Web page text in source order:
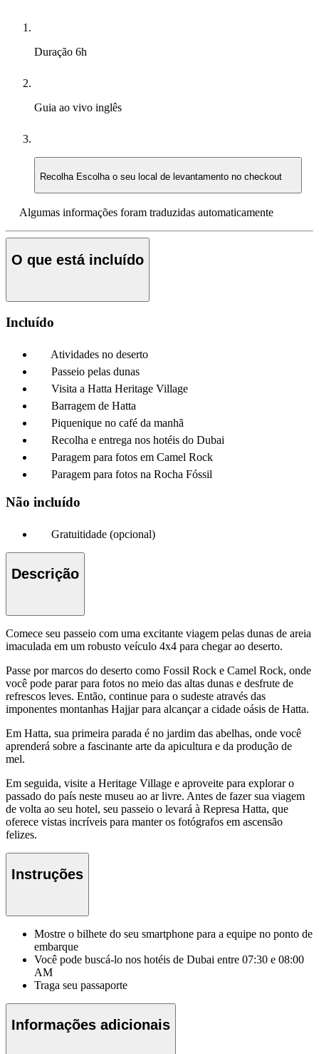
Duração 6h
Guia ao vivo inglês
Recolha Escolha o seu local de levantamento no checkout
Algumas informações foram traduzidas automaticamente
O que está incluído
Incluído
Atividades no deserto
Passeio pelas dunas
Visita a Hatta Heritage Village
Barragem de Hatta
Piquenique no café da manhã
Recolha e entrega nos hotéis do Dubai
Paragem para fotos em Camel Rock
Paragem para fotos na Rocha Fóssil
Não incluído
Gratuitidade (opcional)
Descrição
Comece seu passeio com uma excitante viagem pelas dunas de areia
imaculada em um robusto veículo 4x4 para chegar ao deserto.
Passe por marcos do deserto como Fossil Rock e Camel Rock, onde
você pode parar para fotos no meio das altas dunas e desfrute de
refrescos leves. Então, continue para o sudeste através das
imponentes montanhas Hajjar para alcançar a cidade oásis de Hatta.
Em Hatta, sua primeira parada é no jardim das abelhas, onde você
aprenderá sobre a fascinante arte da apicultura e da produção de
mel.
Em seguida, visite a Heritage Village e aproveite para explorar o
passado do país neste museu ao ar livre. Antes de fazer sua viagem
de volta ao seu hotel, seu passeio o levará à Represa Hatta, que
oferece vistas incríveis para manter os fotógrafos em ascensão
felizes.
Instruções
Mostre o bilhete do seu smartphone para a equipe no ponto de
embarque
Você pode buscá-lo nos hotéis de Dubai entre 07:30 e 08:00
AM
Traga seu passaporte
Informações adicionais